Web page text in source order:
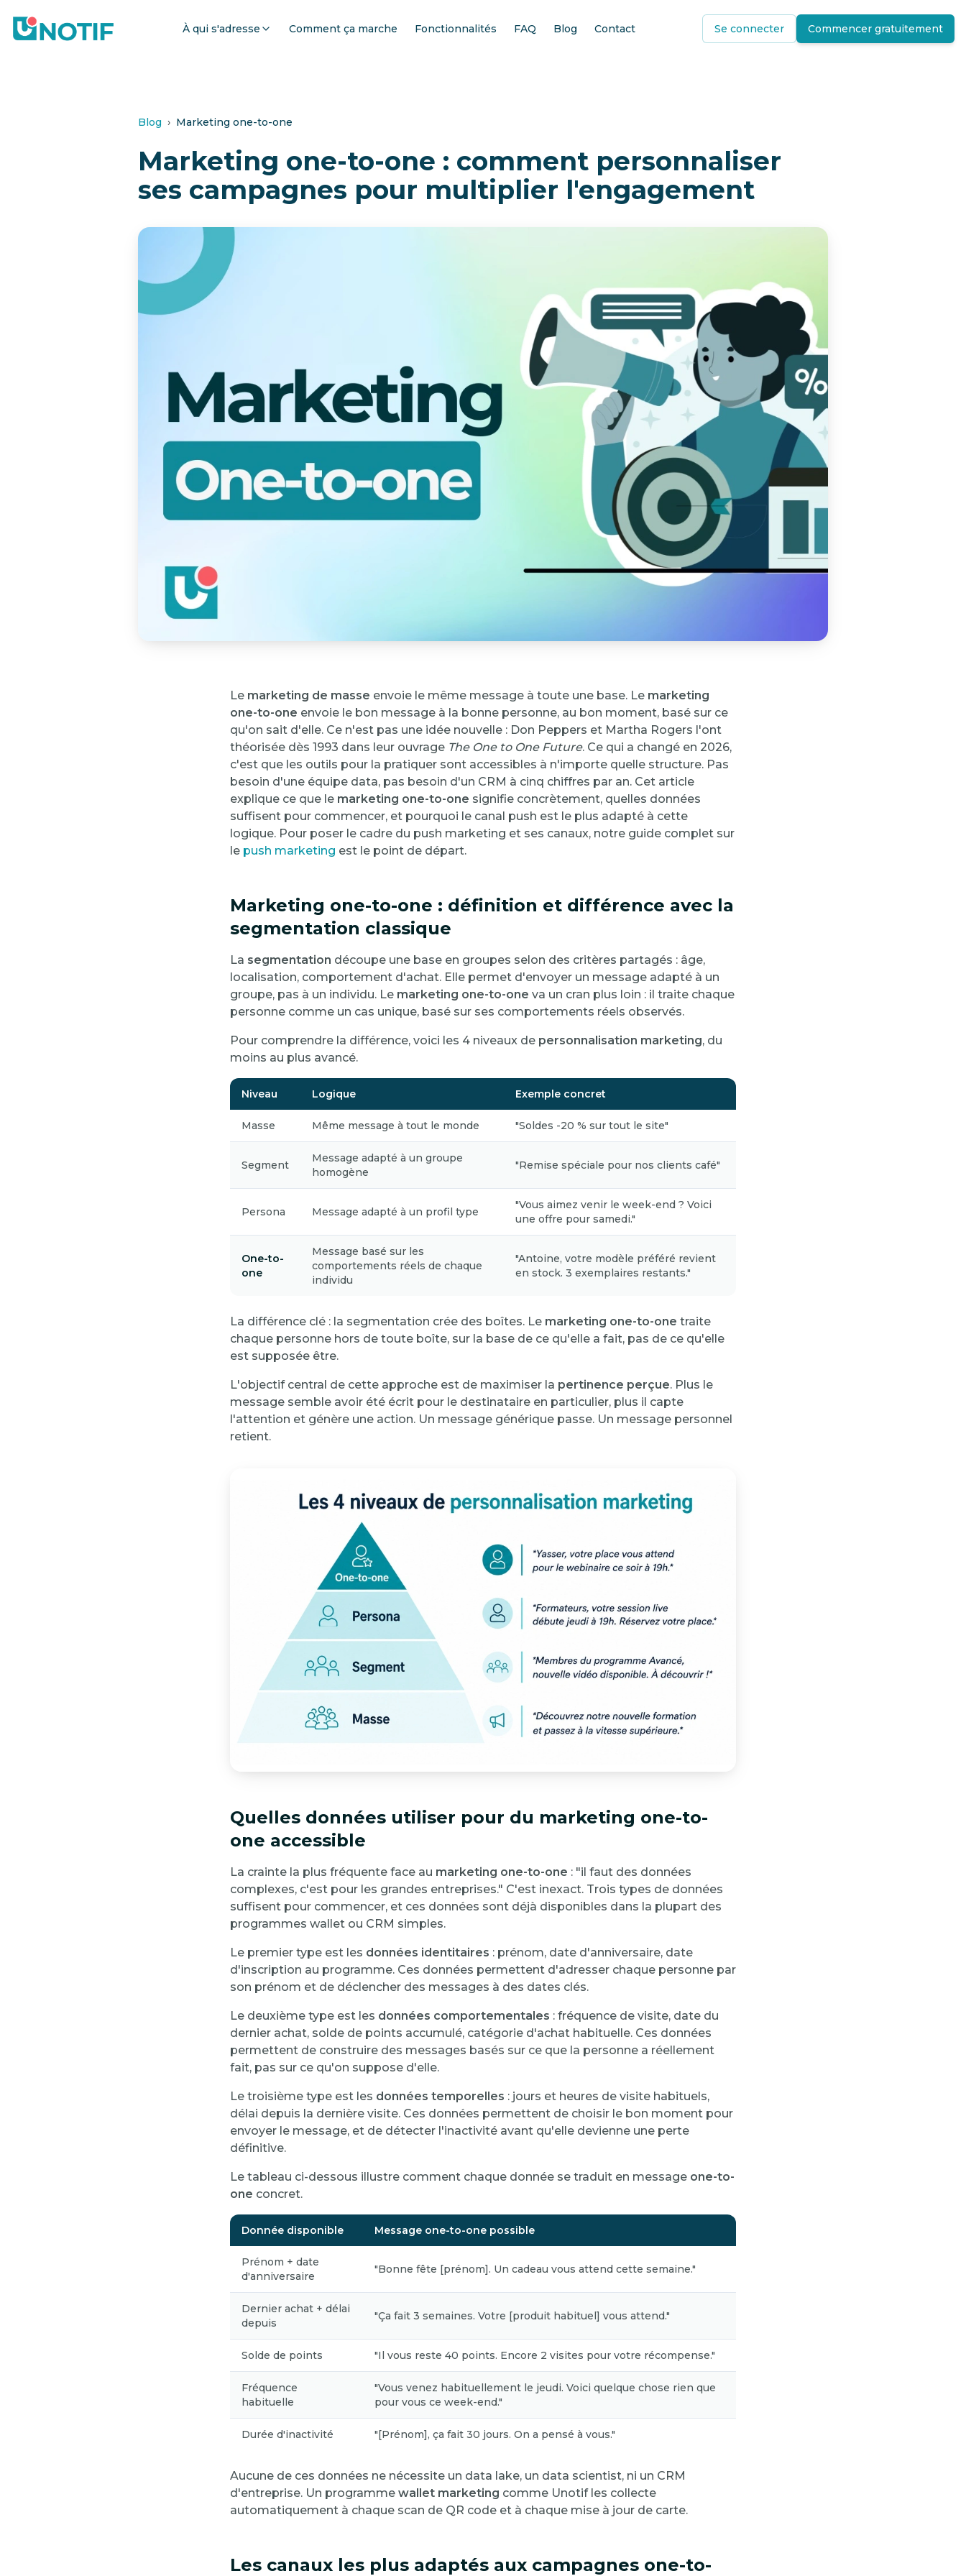
À qui s'adresse Comment ça marche Fonctionnalités FAQ Blog Contact Se connecter Commencer gratuitement
Blog › Marketing one-to-one
Marketing one-to-one : comment personnaliser
ses campagnes pour multiplier l'engagement
Le marketing de masse envoie le même message à toute une base. Le marketing
one-to-one envoie le bon message à la bonne personne, au bon moment, basé sur ce
qu'on sait d'elle. Ce n'est pas une idée nouvelle : Don Peppers et Martha Rogers l'ont
théorisée dès 1993 dans leur ouvrage The One to One Future. Ce qui a changé en 2026,
c'est que les outils pour la pratiquer sont accessibles à n'importe quelle structure. Pas
besoin d'une équipe data, pas besoin d'un CRM à cinq chiffres par an. Cet article
explique ce que le marketing one-to-one signifie concrètement, quelles données
suffisent pour commencer, et pourquoi le canal push est le plus adapté à cette
logique. Pour poser le cadre du push marketing et ses canaux, notre guide complet sur
le push marketing est le point de départ.
Marketing one-to-one : définition et différence avec la
segmentation classique
La segmentation découpe une base en groupes selon des critères partagés : âge,
localisation, comportement d'achat. Elle permet d'envoyer un message adapté à un
groupe, pas à un individu. Le marketing one-to-one va un cran plus loin : il traite chaque
personne comme un cas unique, basé sur ses comportements réels observés.
Pour comprendre la différence, voici les 4 niveaux de personnalisation marketing, du
moins au plus avancé.
Niveau Logique Exemple concret
Masse Même message à tout le monde "Soldes -20 % sur tout le site"
Segment
Message adapté à un groupe
homogène
"Remise spéciale pour nos clients café"
Persona Message adapté à un profil type
"Vous aimez venir le week-end ? Voici
une offre pour samedi."
One-to-
one
Message basé sur les
comportements réels de chaque
individu
"Antoine, votre modèle préféré revient
en stock. 3 exemplaires restants."
La différence clé : la segmentation crée des boîtes. Le marketing one-to-one traite
chaque personne hors de toute boîte, sur la base de ce qu'elle a fait, pas de ce qu'elle
est supposée être.
L'objectif central de cette approche est de maximiser la pertinence perçue. Plus le
message semble avoir été écrit pour le destinataire en particulier, plus il capte
l'attention et génère une action. Un message générique passe. Un message personnel
retient.
Quelles données utiliser pour du marketing one-to-
one accessible
La crainte la plus fréquente face au marketing one-to-one : "il faut des données
complexes, c'est pour les grandes entreprises." C'est inexact. Trois types de données
suffisent pour commencer, et ces données sont déjà disponibles dans la plupart des
programmes wallet ou CRM simples.
Le premier type est les données identitaires : prénom, date d'anniversaire, date
d'inscription au programme. Ces données permettent d'adresser chaque personne par
son prénom et de déclencher des messages à des dates clés.
Le deuxième type est les données comportementales : fréquence de visite, date du
dernier achat, solde de points accumulé, catégorie d'achat habituelle. Ces données
permettent de construire des messages basés sur ce que la personne a réellement
fait, pas sur ce qu'on suppose d'elle.
Le troisième type est les données temporelles : jours et heures de visite habituels,
délai depuis la dernière visite. Ces données permettent de choisir le bon moment pour
envoyer le message, et de détecter l'inactivité avant qu'elle devienne une perte
définitive.
Le tableau ci-dessous illustre comment chaque donnée se traduit en message one-to-
one concret.
Donnée disponible Message one-to-one possible
Prénom + date
d'anniversaire
"Bonne fête [prénom]. Un cadeau vous attend cette semaine."
Dernier achat + délai
depuis
"Ça fait 3 semaines. Votre [produit habituel] vous attend."
Solde de points "Il vous reste 40 points. Encore 2 visites pour votre récompense."
Fréquence
habituelle
"Vous venez habituellement le jeudi. Voici quelque chose rien que
pour vous ce week-end."
Durée d'inactivité "[Prénom], ça fait 30 jours. On a pensé à vous."
Aucune de ces données ne nécessite un data lake, un data scientist, ni un CRM
d'entreprise. Un programme wallet marketing comme Unotif les collecte
automatiquement à chaque scan de QR code et à chaque mise à jour de carte.
Les canaux les plus adaptés aux campagnes one-to-